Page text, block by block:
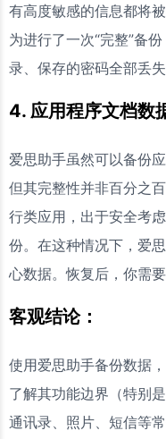
有高度敏感的信息都将
为进行了一次“完整”备
录、保存的密码全部丢
4. 应用程序文档数
爱思助手虽然可以备份
但其完整性并非百分之
行类应用，出于安全考
份。在这种情况下，爱
心数据。恢复后，你需
客观结论：
使用爱思助手备份数据
了解其功能边界（特别
通讯录、照片、短信等